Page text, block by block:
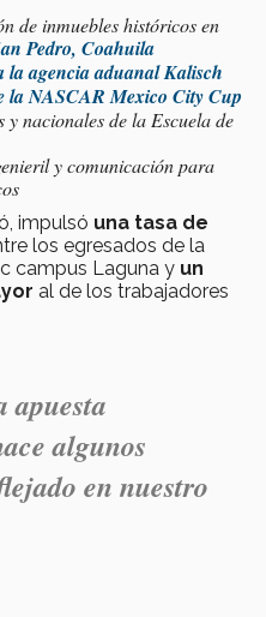
de inmuebles históricos en
Pedro, Coahuila
la agencia aduanal Kalisch
la NASCAR Mexico City Cup
nacionales de la Escuela de
y comunicación para
impulsó una tasa de
los egresados de la
campus Laguna y un
al de los trabajadores
apuesta
algunos
en nuestro